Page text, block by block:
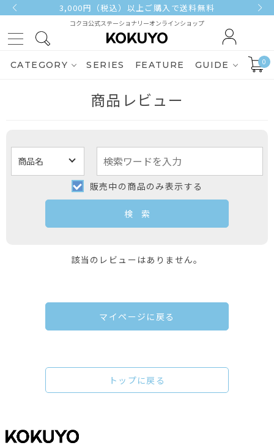
3,000円（税込）以上ご購入で送料無料
コクヨ公式ステーショナリーオンラインショップ
CATEGORY SERIES FEATURE GUIDE 0
商品レビュー
販売中の商品のみ表示する
該当のレビューはありません。
マイページに戻る
トップに戻る